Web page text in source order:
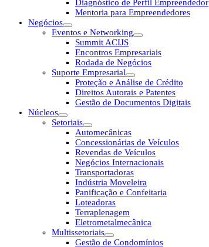
Diagnóstico de Perfil Empreendedor
Mentoria para Empreendedores
Negócios
Eventos e Networking
Summit ACIJS
Encontros Empresariais
Rodada de Negócios
Suporte Empresarial
Proteção e Análise de Crédito
Direitos Autorais e Patentes
Gestão de Documentos Digitais
Núcleos
Setoriais
Automecânicas
Concessionárias de Veículos
Revendas de Veículos
Negócios Internacionais
Transportadoras
Indústria Moveleira
Panificação e Confeitaria
Loteadoras
Terraplenagem
Eletrometalmecânica
Multissetoriais
Gestão de Condomínios